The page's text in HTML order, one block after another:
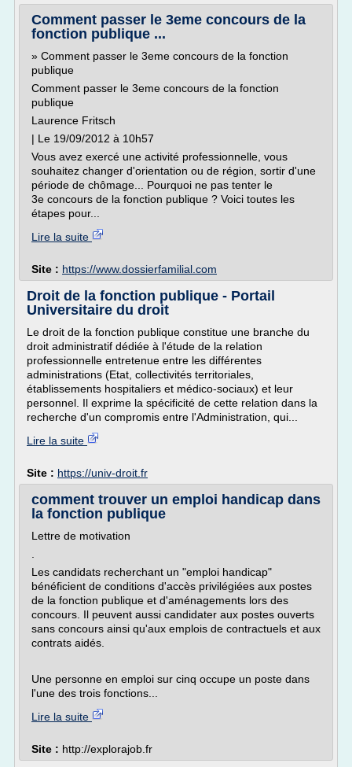
Comment passer le 3eme concours de la
fonction publique ...
» Comment passer le 3eme concours de la fonction
publique
Comment passer le 3eme concours de la fonction
publique
Laurence Fritsch
| Le 19/09/2012 à 10h57
Vous avez exercé une activité professionnelle, vous
souhaitez changer d'orientation ou de région, sortir d'une
période de chômage... Pourquoi ne pas tenter le
3e concours de la fonction publique ? Voici toutes les
étapes pour...
Lire la suite
Site : https://www.dossierfamilial.com
Droit de la fonction publique - Portail
Universitaire du droit
Le droit de la fonction publique constitue une branche du
droit administratif dédiée à l'étude de la relation
professionnelle entretenue entre les différentes
administrations (Etat, collectivités territoriales,
établissements hospitaliers et médico-sociaux) et leur
personnel. Il exprime la spécificité de cette relation dans la
recherche d'un compromis entre l'Administration, qui...
Lire la suite
Site : https://univ-droit.fr
comment trouver un emploi handicap dans
la fonction publique
Lettre de motivation
Les candidats recherchant un "emploi handicap"
bénéficient de conditions d'accès privilégiées aux postes
de la fonction publique et d'aménagements lors des
concours. Il peuvent aussi candidater aux postes ouverts
sans concours ainsi qu'aux emplois de contractuels et aux
contrats aidés.
Une personne en emploi sur cinq occupe un poste dans
l'une des trois fonctions...
Lire la suite
Site : http://explorajob.fr